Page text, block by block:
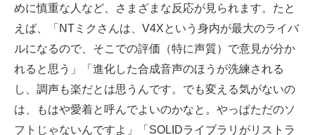
めに慎重な人など、さまざまな反応が見られます。たと
えば、「NTミクさんは、V4Xという身内が最大のライバ
ルになるので、そこでの評価（特に声質）で意見が分か
れると思う」「進化した合成音声のほうが洗練される
し、調声も楽だとは思うんです。でも変える気がないの
は、もはや愛着と呼んでよいのかなと。やっぱただのソ
フトじゃないんですよ」「SOLIDライブラリがリストラ